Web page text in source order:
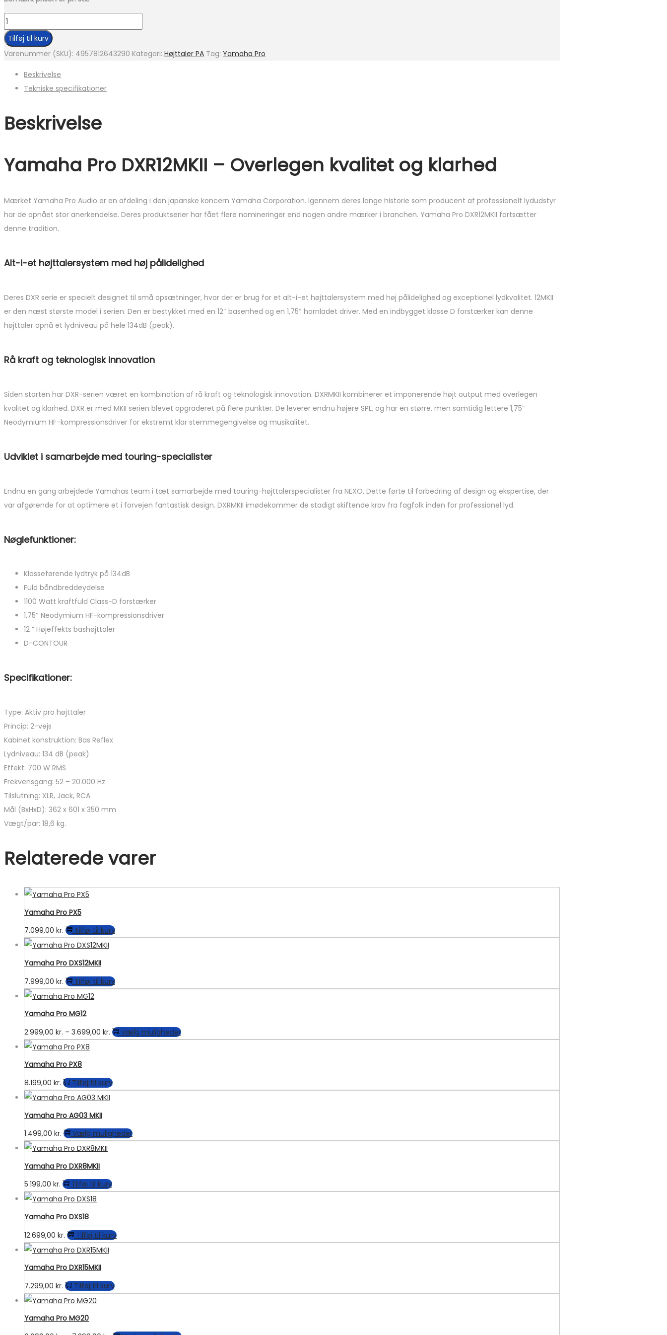
Yamaha
Pro
DXR12MKII
Tilføj til kurv
Varenummer (SKU): 4957812643290 Kategori: Højttaler PA Tag: Yamaha Pro
Beskrivelse
Tekniske specifikationer
Beskrivelse
Yamaha Pro DXR12MKII – Overlegen kvalitet og klarhed
Mærket Yamaha Pro Audio er en afdeling i den japanske koncern Yamaha Corporation. Igennem deres lange historie som producent af professionelt lydudstyr
har de opnået stor anerkendelse. Deres produktserier har fået flere nomineringer end nogen andre mærker i branchen. Yamaha Pro DXR12MKII fortsætter
denne tradition.
Alt-i-et højttalersystem med høj pålidelighed
Deres DXR serie er specielt designet til små opsætninger, hvor der er brug for et alt-i-et højttalersystem med høj pålidelighed og exceptionel lydkvalitet. 12MKII
er den næst største model i serien. Den er bestykket med en 12″ basenhed og en 1,75″ hornladet driver. Med en indbygget klasse D forstærker kan denne
højttaler opnå et lydniveau på hele 134dB (peak).
Rå kraft og teknologisk innovation
Siden starten har DXR-serien været en kombination af rå kraft og teknologisk innovation. DXRMKII kombinerer et imponerende højt output med overlegen
kvalitet og klarhed. DXR er med MKII serien blevet opgraderet på flere punkter. De leverer endnu højere SPL, og har en større, men samtidig lettere 1,75″
Neodymium HF-kompressionsdriver for ekstremt klar stemmegengivelse og musikalitet.
Udviklet i samarbejde med touring-specialister
Endnu en gang arbejdede Yamahas team i tæt samarbejde med touring-højttalerspecialister fra NEXO. Dette førte til forbedring af design og ekspertise, der
var afgørende for at optimere et i forvejen fantastisk design. DXRMKII imødekommer de stadigt skiftende krav fra fagfolk inden for professionel lyd.
Nøglefunktioner:
Klasseførende lydtryk på 134dB
Fuld båndbreddeydelse
1100 Watt kraftfuld Class-D forstærker
1,75″ Neodymium HF-kompressionsdriver
12 ” Højeffekts bashøjttaler
D-CONTOUR
Specifikationer:
Type: Aktiv pro højttaler
Princip: 2-vejs
Kabinet konstruktion: Bas Reflex
Lydniveau: 134 dB (peak)
Effekt: 700 W RMS
Frekvensgang: 52 – 20.000 Hz
Tilslutning: XLR, Jack, RCA
Mål (BxHxD): 362 x 601 x 350 mm
Vægt/par: 18,6 kg.
Relaterede varer
Yamaha Pro PX5
7.099,00 kr. Tilføj til kurv
Yamaha Pro DXS12MKII
7.999,00 kr. Tilføj til kurv
Yamaha Pro MG12
2.999,00 kr. – 3.699,00 kr. Prisinterval:
Vælg mulighederDette
på
Yamaha Pro PX8
8.199,00 kr. Tilføj til kurv
Yamaha Pro AG03 MKII
1.499,00 kr. Vælg mulighederDette
varianter.
på
Yamaha Pro DXR8MKII
5.199,00 kr. Tilføj til kurv
Yamaha Pro DXS18
12.699,00 kr. Tilføj til kurv
Yamaha Pro DXR15MKII
7.299,00 kr. Tilføj til kurv
Yamaha Pro MG20